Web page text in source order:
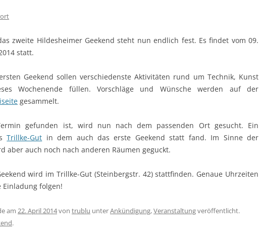
zweite Hildesheimer Geekend steht nun endlich fest. Es findet vom 09.
statt.
Geekend sollen verschiedenste Aktivitäten rund um Technik, Kunst
Wochenende füllen. Vorschläge und Wünsche werden auf der
gesammelt.
gefunden ist, wird nun nach dem passenden Ort gesucht. Ein
Trillke-Gut in dem auch das erste Geekend statt fand. Im Sinne der
aber auch noch nach anderen Räumen geguckt.
wird im Trillke-Gut (Steinbergstr. 42) stattfinden. Genaue Uhrzeiten
folgen!
am 22. April 2014von trublu unterAnkündigung,Veranstaltungveröffentlicht.
.